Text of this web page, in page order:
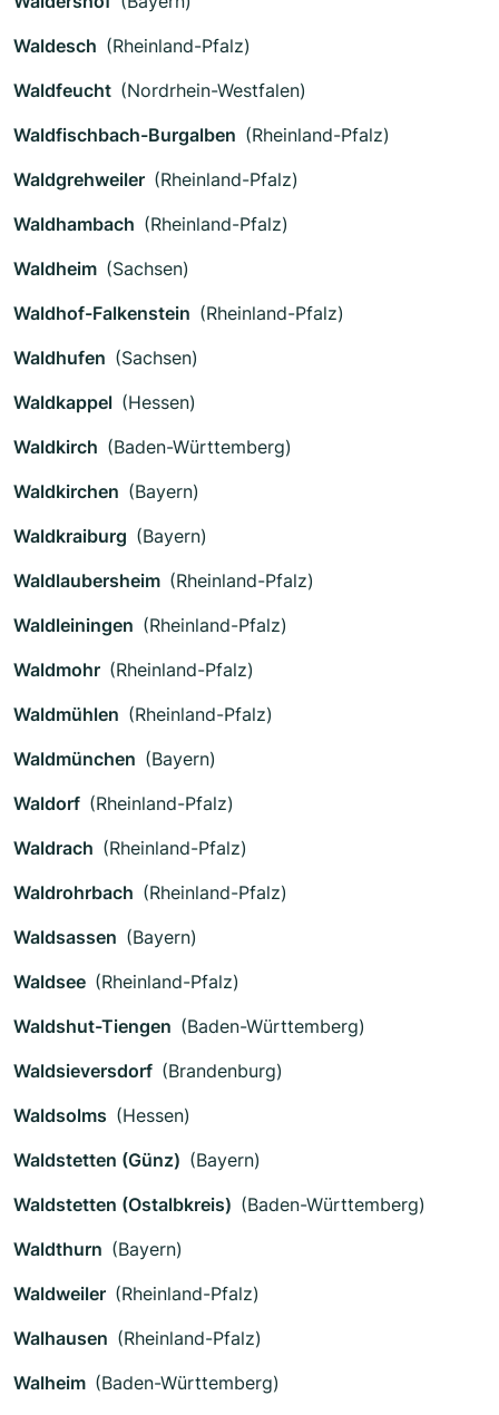
Waldesch (Rheinland-Pfalz)
Waldfeucht (Nordrhein-Westfalen)
Waldfischbach-Burgalben (Rheinland-Pfalz)
Waldgrehweiler (Rheinland-Pfalz)
Waldhambach (Rheinland-Pfalz)
Waldheim (Sachsen)
Waldhof-Falkenstein (Rheinland-Pfalz)
Waldhufen (Sachsen)
Waldkappel (Hessen)
Waldkirch (Baden-Württemberg)
Waldkirchen (Bayern)
Waldkraiburg (Bayern)
Waldlaubersheim (Rheinland-Pfalz)
Waldleiningen (Rheinland-Pfalz)
Waldmohr (Rheinland-Pfalz)
Waldmühlen (Rheinland-Pfalz)
Waldmünchen (Bayern)
Waldorf (Rheinland-Pfalz)
Waldrach (Rheinland-Pfalz)
Waldrohrbach (Rheinland-Pfalz)
Waldsassen (Bayern)
Waldsee (Rheinland-Pfalz)
Waldshut-Tiengen (Baden-Württemberg)
Waldsieversdorf (Brandenburg)
Waldsolms (Hessen)
Waldstetten (Günz) (Bayern)
Waldstetten (Ostalbkreis) (Baden-Württemberg)
Waldthurn (Bayern)
Waldweiler (Rheinland-Pfalz)
Walhausen (Rheinland-Pfalz)
Walheim (Baden-Württemberg)